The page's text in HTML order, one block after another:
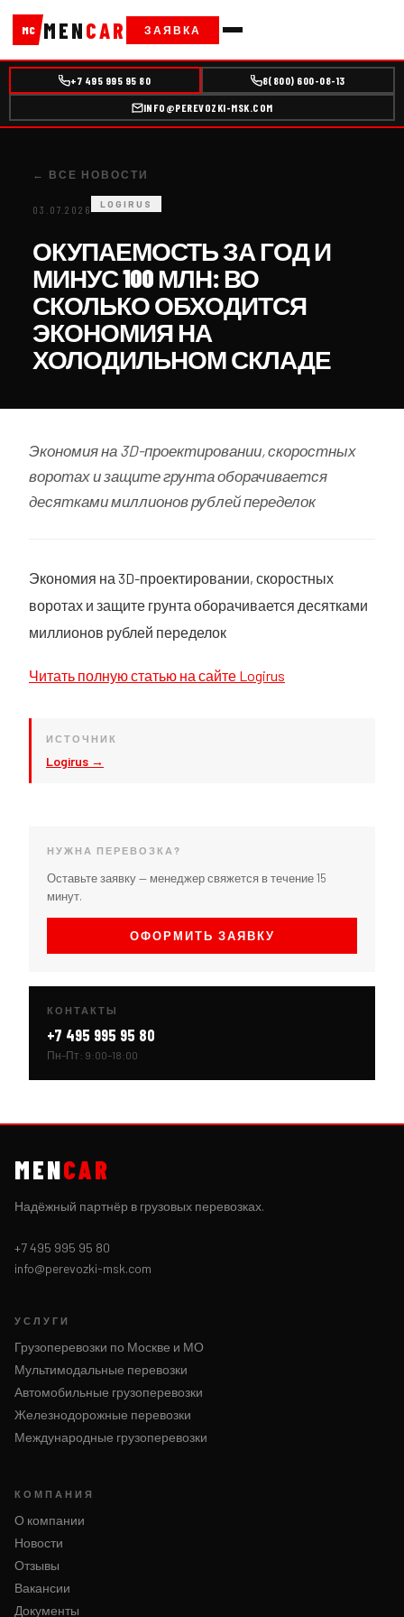
MC MENCAR ЗАЯВКА
+7 495 995 95 80 8(800) 600-08-13
INFO@PEREVOZKI-MSK.COM
← ВСЕ НОВОСТИ
03.07.2026 LOGIRUS
ОКУПАЕМОСТЬ ЗА ГОД И
МИНУС 100 МЛН: ВО
СКОЛЬКО ОБХОДИТСЯ
ЭКОНОМИЯ НА
ХОЛОДИЛЬНОМ СКЛАДЕ
Экономия на 3D-проектировании, скоростных
воротах и защите грунта оборачивается
десятками миллионов рублей переделок
Экономия на 3D-проектировании, скоростных
воротах и защите грунта оборачивается десятками
миллионов рублей переделок
Читать полную статью на сайте Logirus
ИСТОЧНИК
Logirus →
НУЖНА ПЕРЕВОЗКА?
Оставьте заявку — менеджер свяжется в течение 15
минут.
ОФОРМИТЬ ЗАЯВКУ
КОНТАКТЫ
+7 495 995 95 80
Пн–Пт: 9:00–18:00
MENCAR
Надёжный партнёр в грузовых перевозках.
+7 495 995 95 80
info@perevozki-msk.com
УСЛУГИ
Грузоперевозки по Москве и МО
Мультимодальные перевозки
Автомобильные грузоперевозки
Железнодорожные перевозки
Международные грузоперевозки
КОМПАНИЯ
О компании
Новости
Отзывы
Вакансии
Документы